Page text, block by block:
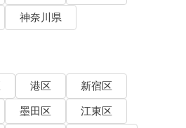
神奈川県
港区
新宿区
墨田区
江東区